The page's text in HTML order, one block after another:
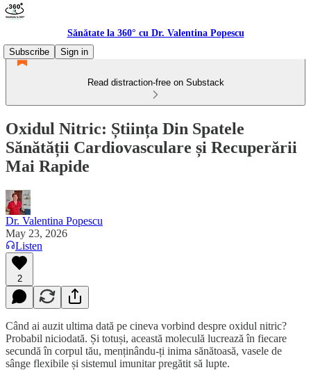
Sănătate la 360° cu Dr. Valentina Popescu
Subscribe
Sign in
Read distraction-free on Substack
Oxidul Nitric: Știința Din Spatele
Sănătății Cardiovasculare și Recuperării
Mai Rapide
Dr. Valentina Popescu
May 23, 2026
Listen
2
Când ai auzit ultima dată pe cineva vorbind despre oxidul nitric?
Probabil niciodată. Și totuși, această moleculă lucrează în fiecare
secundă în corpul tău, menținându-ți inima sănătoasă, vasele de
sânge flexibile și sistemul imunitar pregătit să lupte.